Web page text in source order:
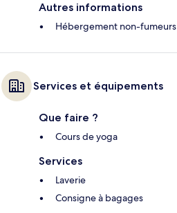
Autres informations
Hébergement non-fumeurs
Services et équipements
Que faire ?
Cours de yoga
Services
Laverie
Consigne à bagages